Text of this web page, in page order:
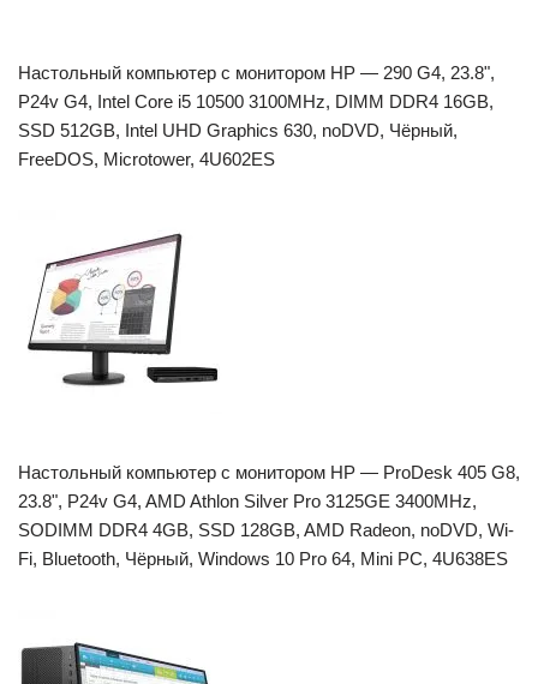
Настольный компьютер с монитором HP — 290 G4, 23.8",
P24v G4, Intel Core i5 10500 3100MHz, DIMM DDR4 16GB,
SSD 512GB, Intel UHD Graphics 630, noDVD, Чёрный,
FreeDOS, Microtower, 4U602ES
Настольный компьютер с монитором HP — ProDesk 405 G8,
23.8", P24v G4, AMD Athlon Silver Pro 3125GE 3400MHz,
SODIMM DDR4 4GB, SSD 128GB, AMD Radeon, noDVD, Wi-
Fi, Bluetooth, Чёрный, Windows 10 Pro 64, Mini PC, 4U638ES